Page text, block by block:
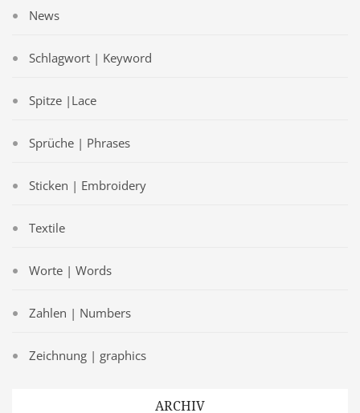
News
Schlagwort | Keyword
Spitze |Lace
Sprüche | Phrases
Sticken | Embroidery
Textile
Worte | Words
Zahlen | Numbers
Zeichnung | graphics
ARCHIV